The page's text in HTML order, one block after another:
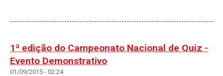
1ª edição do Campeonato Nacional de Quiz -
Evento Demonstrativo
01/09/2015 - 02:24